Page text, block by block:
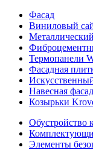
Фасад
Виниловый
Термопанели
Фасадная
Навесная
Козырьки
Обустройство
Элементы